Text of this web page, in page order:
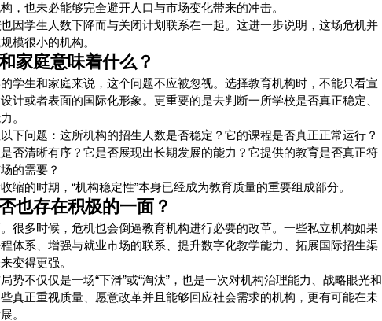
，也未必能够完全避开人口与市场变化带来的冲击。
也因学生人数下降而与关闭计划联系在一起。这进一步说明，这场危机并
模很小的机构。
家庭意味着什么？
学生和家庭来说，这个问题不应被忽视。选择教育机构时，不能只看宣
计或者表面的国际化形象。更重要的是去判断一所学校是否真正稳定、
。
下问题：这所机构的招生人数是否稳定？它的课程是否真正正常运行？
否清晰有序？它是否展现出长期发展的能力？它提供的教育是否真正符
的需要？
缩的时期，“机构稳定性”本身已经成为教育质量的重要组成部分。
也存在积极的一面？
很多时候，危机也会倒逼教育机构进行必要的改革。一些私立机构如果
体系、增强与就业市场的联系、提升数字化教学能力、拓展国际招生渠
变得更强。
势不仅仅是一场“下滑”或“淘汰”，也是一次对机构治理能力、战略眼光和
真正重视质量、愿意改革并且能够回应社会需求的机构，更有可能在未
。